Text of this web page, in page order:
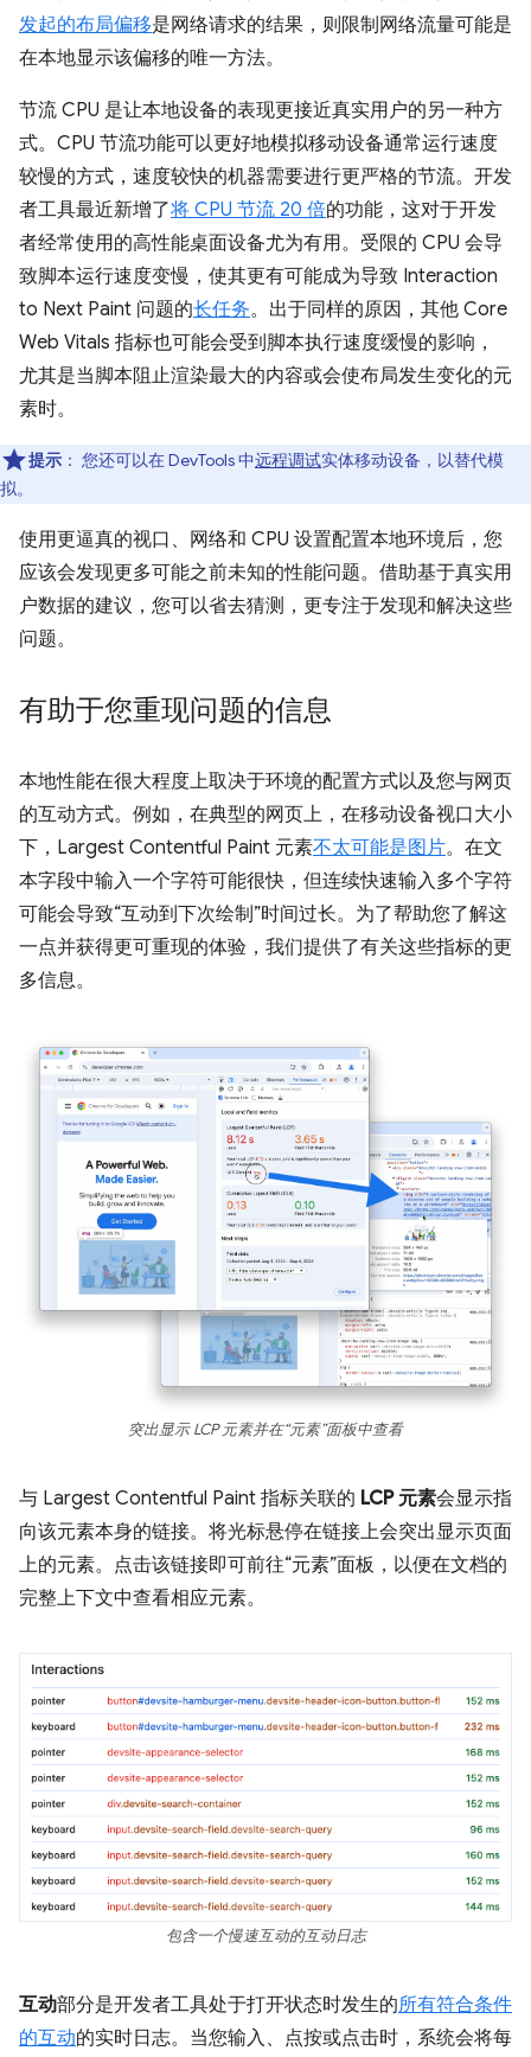
发起的布局偏移是网络请求的结果，则限制网络流量可能是
在本地显示该偏移的唯一方法。
节流 CPU 是让本地设备的表现更接近真实用户的另一种方
式。CPU 节流功能可以更好地模拟移动设备通常运行速度
较慢的方式，速度较快的机器需要进行更严格的节流。开发
者工具最近新增了将 CPU 节流 20 倍的功能，这对于开发
者经常使用的高性能桌面设备尤为有用。受限的 CPU 会导
致脚本运行速度变慢，使其更有可能成为导致 Interaction
to Next Paint 问题的长任务。出于同样的原因，其他 Core
Web Vitals 指标也可能会受到脚本执行速度缓慢的影响，
尤其是当脚本阻止渲染最大的内容或会使布局发生变化的元
素时。
提示 ： 您还可以在 DevTools 中远程调试实体移动设备，以替代模
拟。
使用更逼真的视口、网络和 CPU 设置配置本地环境后，您
应该会发现更多可能之前未知的性能问题。借助基于真实用
户数据的建议，您可以省去猜测，更专注于发现和解决这些
问题。
有助于您重现问题的信息
本地性能在很大程度上取决于环境的配置方式以及您与网页
的互动方式。例如，在典型的网页上，在移动设备视口大小
下，Largest Contentful Paint 元素不太可能是图片。在文
本字段中输入一个字符可能很快，但连续快速输入多个字符
可能会导致“互动到下次绘制”时间过长。为了帮助您了解这
一点并获得更可重现的体验，我们提供了有关这些指标的更
多信息。
突出显示 LCP 元素并在“元素”面板中查看
与 Largest Contentful Paint 指标关联的 LCP 元素会显示指
向该元素本身的链接。将光标悬停在链接上会突出显示页面
上的元素。点击该链接即可前往“元素”面板，以便在文档的
完整上下文中查看相应元素。
包含一个慢速互动的互动日志
互动部分是开发者工具处于打开状态时发生的所有符合条件
的互动的实时日志。当您输入、点按或点击时，系统会将每